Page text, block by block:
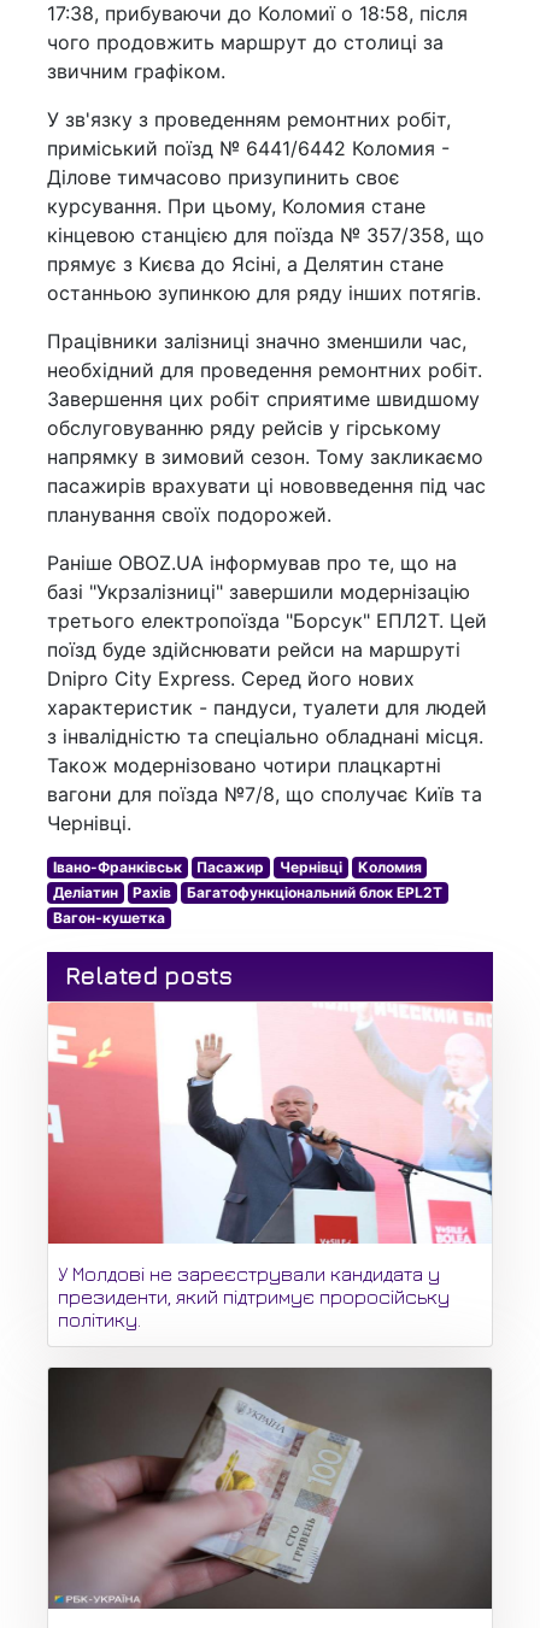
17:38, прибуваючи до Коломиї о 18:58, після
чого продовжить маршрут до столиці за
звичним графіком.
У зв'язку з проведенням ремонтних робіт,
приміський поїзд № 6441/6442 Коломия -
Ділове тимчасово призупинить своє
курсування. При цьому, Коломия стане
кінцевою станцією для поїзда № 357/358, що
прямує з Києва до Ясіні, а Делятин стане
останньою зупинкою для ряду інших потягів.
Працівники залізниці значно зменшили час,
необхідний для проведення ремонтних робіт.
Завершення цих робіт сприятиме швидшому
обслуговуванню ряду рейсів у гірському
напрямку в зимовий сезон. Тому закликаємо
пасажирів врахувати ці нововведення під час
планування своїх подорожей.
Раніше OBOZ.UA інформував про те, що на
базі "Укрзалізниці" завершили модернізацію
третього електропоїзда "Борсук" ЕПЛ2Т. Цей
поїзд буде здійснювати рейси на маршруті
Dnipro City Express. Серед його нових
характеристик - пандуси, туалети для людей
з інвалідністю та спеціально обладнані місця.
Також модернізовано чотири плацкартні
вагони для поїзда №7/8, що сполучає Київ та
Чернівці.
Івано-Франківськ Пасажир Чернівці
Коломия
Деліатин
Рахів
Багатофункціональний блок EPL2T
Вагон-кушетка
Related posts
У Молдові не зареєстрували кандидата у
президенти, який підтримує проросійську
політику.